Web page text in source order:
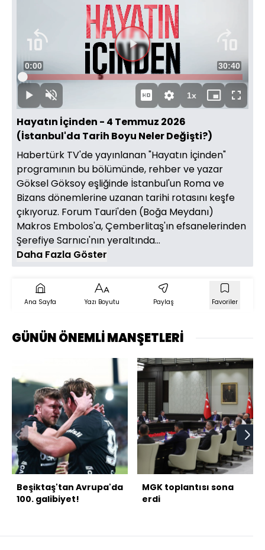
DuraklatSesi
Aç
Süre
0:00 Toplam
Süre
30:40
Yüklendi:
0.54%
1xOynatma
Hızı
Mini
oynatıcı
Tam
Ekran
Hayatın İçinden - 4 Temmuz 2026
(İstanbul'da Tarih Boyu Neler Değişti?)
Habertürk TV'de yayınlanan "Hayatın İçinden"
programının bu bölümünde, rehber ve yazar
Göksel Göksoy eşliğinde İstanbul'un Roma ve
Bizans dönemlerine uzanan tarihi rotasını keşfe
çıkıyoruz. Forum Tauri'den (Boğa Meydanı)
Makros Embolos'a, Çemberlitaş'ın efsanelerinden
Şerefiye Sarnıcı'nın yeraltında...
Daha Fazla Göster
Ana Sayfa Yazı Boyutu Paylaş Favoriler
GÜNÜN ÖNEMLİ MANŞETLERİ
Beşiktaş'tan Avrupa'da
100. galibiyet!
MGK toplantısı sona
erdi